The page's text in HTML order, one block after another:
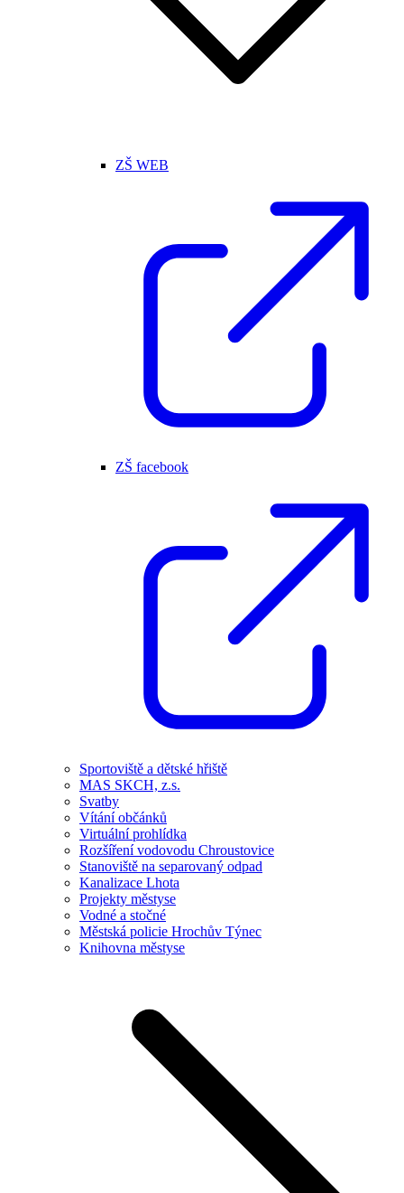
ZŠ WEB
ZŠ facebook
Sportoviště a dětské hřiště
MAS SKCH, z.s.
Svatby
Vítání občánků
Virtuální prohlídka
Rozšíření vodovodu Chroustovice
Stanoviště na separovaný odpad
Kanalizace Lhota
Projekty městyse
Vodné a stočné
Městská policie Hrochův Týnec
Knihovna městyse